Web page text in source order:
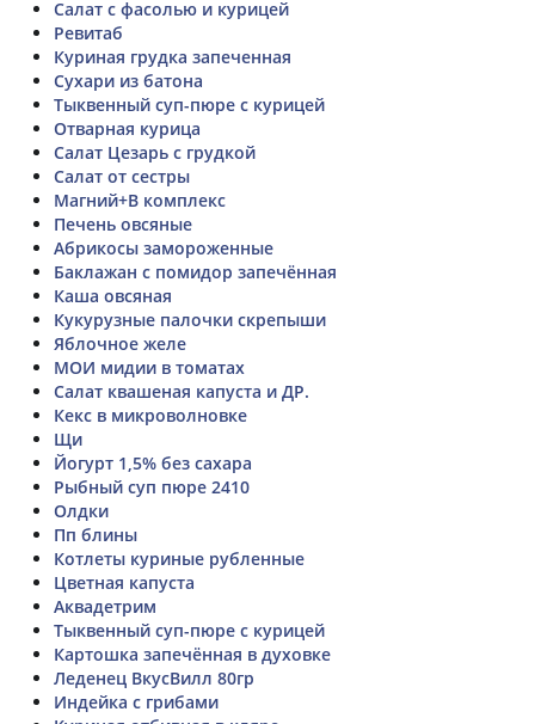
Салат с фасолью и курицей
Ревитаб
Куриная грудка запеченная
Сухари из батона
Тыквенный суп-пюре с курицей
Отварная курица
Салат Цезарь с грудкой
Салат от сестры
Магний+В комплекс
Печень овсяные
Абрикосы замороженные
Баклажан с помидор запечённая
Каша овсяная
Кукурузные палочки скрепыши
Яблочное желе
МОИ мидии в томатах
Салат квашеная капуста и ДР.
Кекс в микроволновке
Щи
Йогурт 1,5% без сахара
Рыбный суп пюре 2410
Олдки
Пп блины
Котлеты куриные рубленные
Цветная капуста
Аквадетрим
Тыквенный суп-пюре с курицей
Картошка запечённая в духовке
Леденец ВкусВилл 80гр
Индейка с грибами